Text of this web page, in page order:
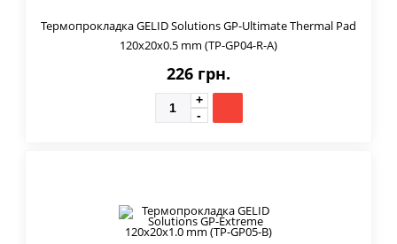
Термопрокладка GELID Solutions GP-Ultimate Thermal Pad
120x20x0.5 mm (TP-GP04-R-A)
226 грн.